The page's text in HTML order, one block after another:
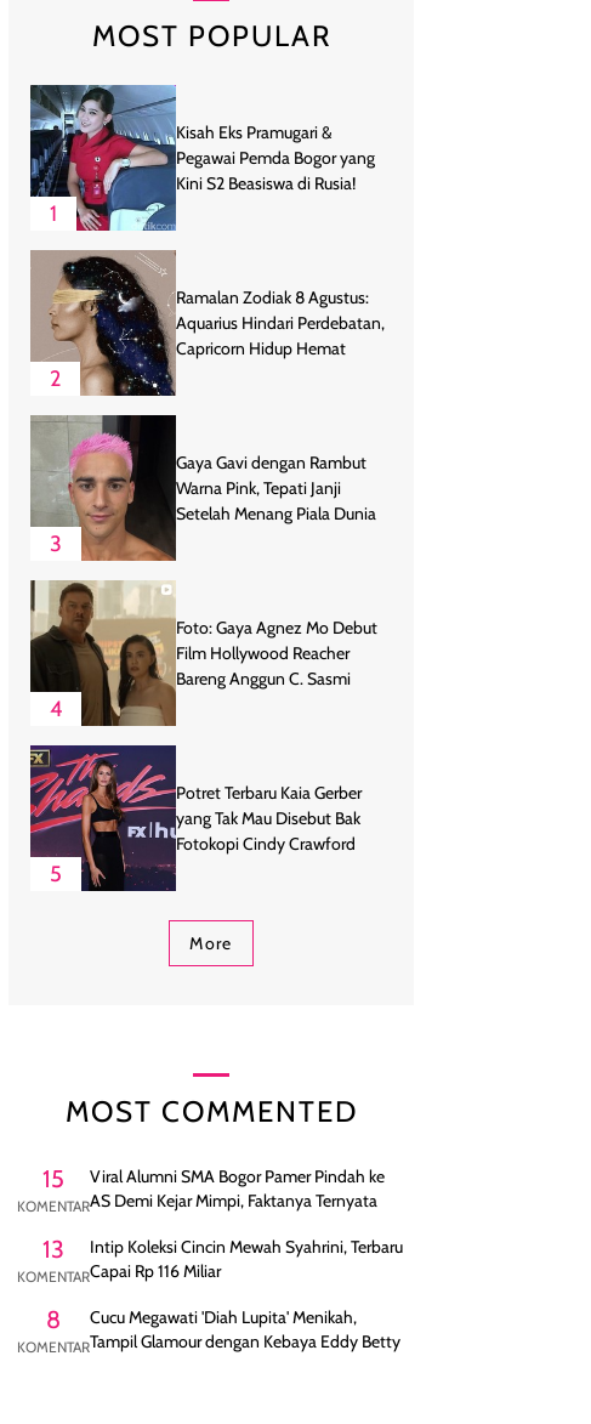
MOST POPULAR
1
Kisah Eks Pramugari &
Pegawai Pemda Bogor yang
Kini S2 Beasiswa di Rusia!
2
Ramalan Zodiak 8 Agustus:
Aquarius Hindari Perdebatan,
Capricorn Hidup Hemat
3
Gaya Gavi dengan Rambut
Warna Pink, Tepati Janji
Setelah Menang Piala Dunia
4
Foto: Gaya Agnez Mo Debut
Film Hollywood Reacher
Bareng Anggun C. Sasmi
5
Potret Terbaru Kaia Gerber
yang Tak Mau Disebut Bak
Fotokopi Cindy Crawford
More
MOST COMMENTED
15
KOMENTAR
Viral Alumni SMA Bogor Pamer Pindah ke
AS Demi Kejar Mimpi, Faktanya Ternyata
13
KOMENTAR
Intip Koleksi Cincin Mewah Syahrini, Terbaru
Capai Rp 116 Miliar
8
KOMENTAR
Cucu Megawati 'Diah Lupita' Menikah,
Tampil Glamour dengan Kebaya Eddy Betty